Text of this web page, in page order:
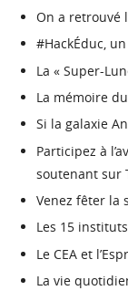
On a retrouvé
#HackÉduc,
La « Super-
La mémoire
Si la galaxie
Participez à
soutenant sur
Venez fêter la
Les 15
Le CEA et
La vie